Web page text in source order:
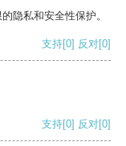
隐私和安全性保护。
支持[0] 反对[0]
支持[0] 反对[0]